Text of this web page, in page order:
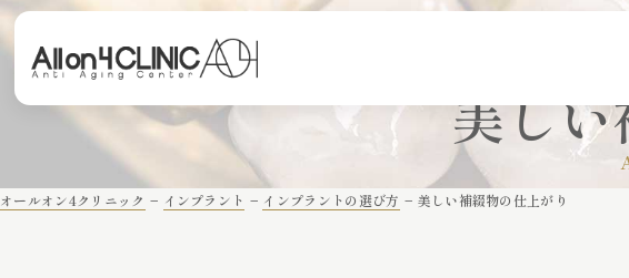
美し
オールオン4クリニック − インプラント − インプラントの選び方 − 美しい補綴物の仕上がり